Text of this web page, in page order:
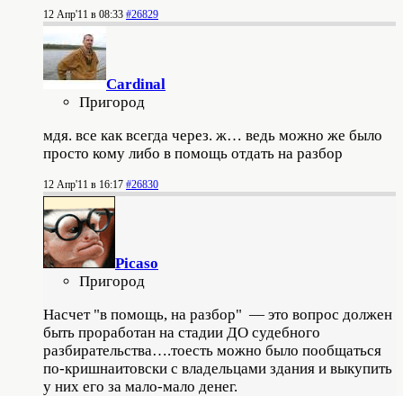
12 Апр'11 в 08:33 #26829
Cardinal
Пригород
мдя. все как всегда через. ж… ведь можно же было
просто кому либо в помощь отдать на разбор
12 Апр'11 в 16:17 #26830
Picaso
Пригород
Насчет "в помощь, на разбор" — это вопрос должен
быть проработан на стадии ДО судебного
разбирательства….тоесть можно было пообщаться
по-кришнаитовски с владельцами здания и выкупить
у них его за мало-мало денег.